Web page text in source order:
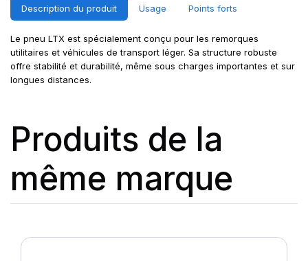
Description du produit Usage Points forts
Le pneu LTX est spécialement conçu pour les remorques
utilitaires et véhicules de transport léger. Sa structure robuste
offre stabilité et durabilité, même sous charges importantes et sur
longues distances.
Produits de la
même marque